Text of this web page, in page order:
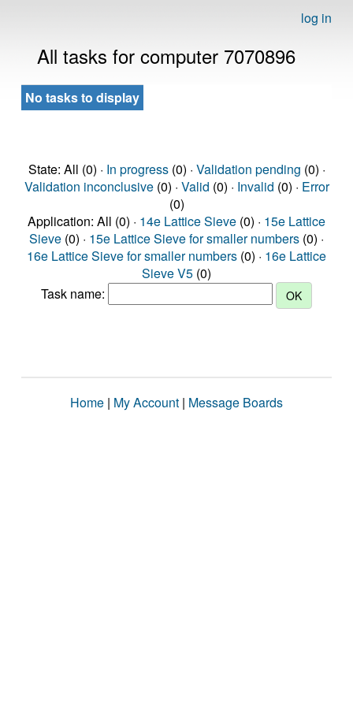
log in
All tasks for computer 7070896
No tasks to display
State: All (0) · In progress(0) · Validation pending (0) ·
Validation inconclusive(0) · Valid (0) · Invalid (0) · Error
(0)
Application: All (0) · 14e Lattice Sieve (0) · 15e Lattice
Sieve (0) · 15e Lattice Sieve for smaller numbers (0) ·
16e Lattice Sieve for smaller numbers (0) · 16e Lattice
Sieve V5 (0)
Task name:
Home | My Account | Message Boards